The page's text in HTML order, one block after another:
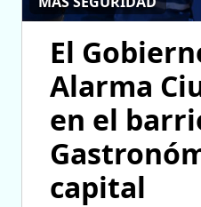
El
Alarma
en el
capital